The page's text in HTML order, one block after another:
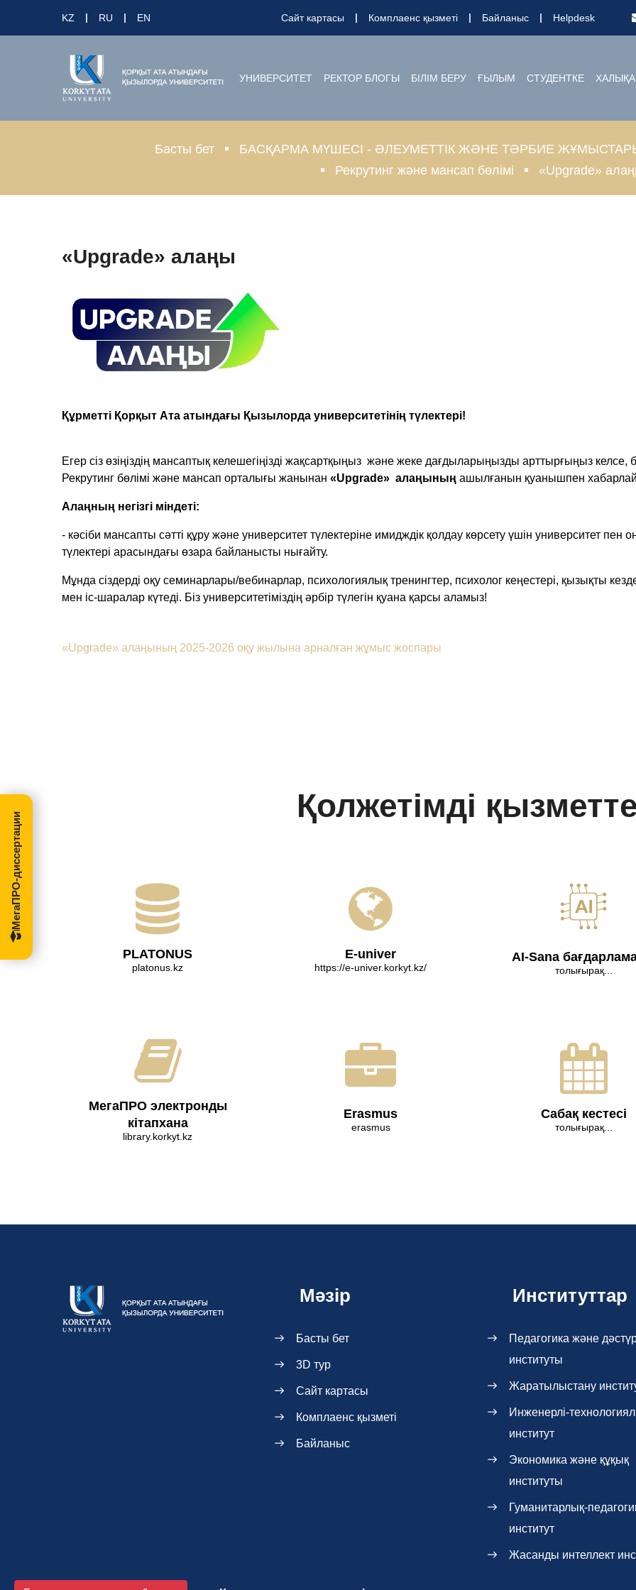
KZ RU EN Сайт картасы Комплаенс қызметі Байланыс Helpdesk
УНИВЕРСИТЕТ РЕКТОР БЛОГЫ БІЛІМ БЕРУ ҒЫЛЫМ СТУДЕНТКЕ
Басты бет
БАСҚАРМА МҮШЕСІ - ӘЛЕУМЕТТІК ЖӘНЕ ТӘРБИЕ
Рекрутинг және мансап бөлімі
«Upgrade»
«Upgrade» алаңы
Құрметті Қорқыт Ата атындағы Қызылорда университетінің түлектері!
Егер сіз өзіңіздің мансаптық келешегіңізді жақсартқыңыз және жеке дағдыларыңызды арттырғыңыз келсе,
Рекрутинг бөлімі және мансап орталығы жанынан «Upgrade» алаңының ашылғанын қуанышпен
Алаңның негізгі міндеті:
- кәсіби мансапты сәтті құру және университет түлектеріне имидждік қолдау көрсету үшін университет пен
түлектері арасындағы өзара байланысты нығайту.
Мұнда сіздерді оқу семинарлары/вебинарлар, психологиялық тренингтер, психолог кеңестері, қызықты
мен іс-шаралар күтеді. Біз университетіміздің әрбір түлегін қуана қарсы аламыз!
«Upgrade» алаңының 2025-2026 оқу жылына арналған жұмыс жоспары
Қолжетімді
PLATONUS
platonus.kz
E-univer
https://e-univer.korkyt.kz/
AI-Sana
толығырақ...
МегаПРО электронды
кітапхана
library.korkyt.kz
Erasmus
erasmus
Сабақ кестесі
толығырақ...
Мәзір
Басты бет
3D тур
Сайт картасы
Комплаенс қызметі
Байланыс
Институттар
Педагогика және
институты
Жаратылыстану
Инженерлі-
институт
Экономика және құқық
институты
Гуманитарлық-
институт
Жасанды интеллект
МегаПРО-диссертации